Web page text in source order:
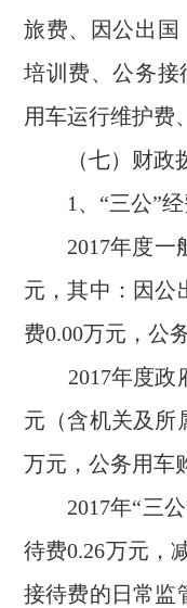
旅费、因公出
培训费、公务
用车运行维护费
（七）财政拨
1、“三公”经
2017年度一般
元，其中：因公
费0.00万元，公
2017年度政府
元（含机关及所
万元，公务用车
2017年“三公”
待费0.26万元，
接待费的日常监